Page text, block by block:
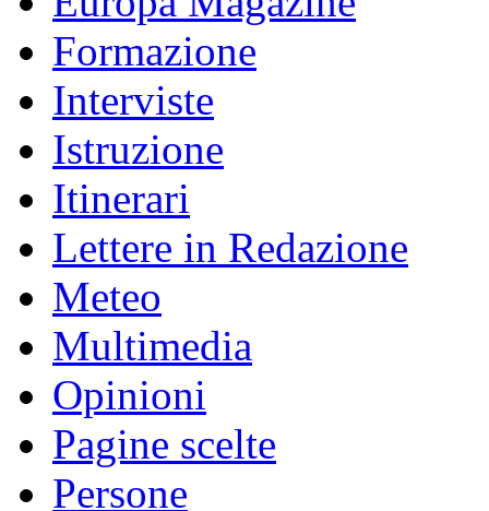
Formazione
Interviste
Istruzione
Itinerari
Lettere in Redazione
Meteo
Multimedia
Opinioni
Pagine scelte
Persone